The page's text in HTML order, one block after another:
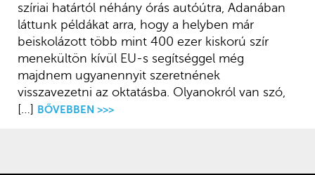
szíriai határtól néhány órás autóútra, Adanában
láttunk példákat arra, hogy a helyben már
beiskolázott több mint 400 ezer kiskorú szír
menekültön kívül EU-s segítséggel még
majdnem ugyanennyit szeretnének
visszavezetni az oktatásba. Olyanokról van szó,
[…]
BŐVEBBEN >>>